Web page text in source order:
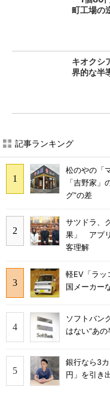
町工場の
キオクシ
界的な半
記事ランキング
松のやの「
「吉野家」
グ”の差
サツドラ、
果」 アプ
客理解
軽EV「ラ
国メーカー
ソフトバン
はない“あ
銀行なら3
円」を引き